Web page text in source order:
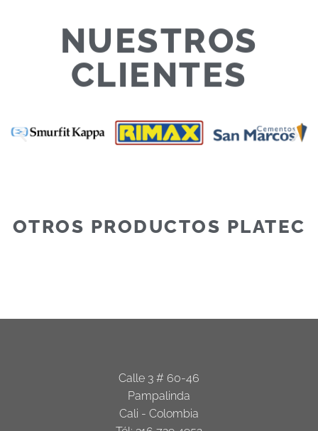
NUESTROS
CLIENTES
OTROS PRODUCTOS PLATEC
Calle 3 # 60-46
Pampalinda
Cali - Colombia